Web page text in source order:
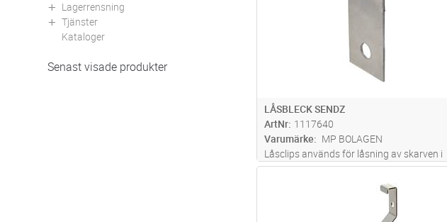
Lagerrensning
Tjänster
Kataloger
Senast visade produkter
LÅSBLECK SENDZ
ArtNr 1117640
Varumärke
MP BOLAGEN
Låsclips används för låsning av skarven i
rännbredderna 100-600 mm, (4 st/skarv).
Lägg i kundvagn